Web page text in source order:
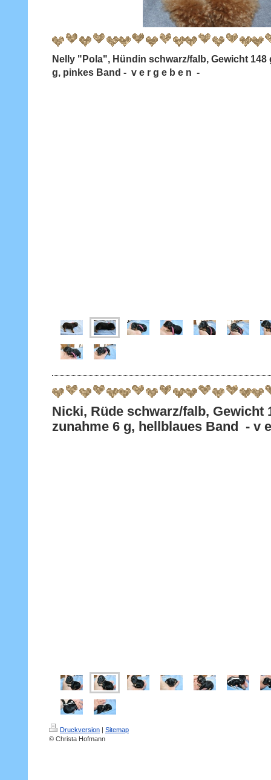
Nelly "Pola", Hündin schwarz/falb, Gewicht 148
g, pinkes Band - v e r g e b e n -
Nicki, Rüde schwarz/falb, Gewicht
zunahme 6 g, hellblaues Band - v
Druckversion | Sitemap
© Christa Hofmann